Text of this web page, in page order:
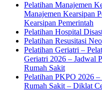
Pelatihan Manajemen
Manajemen Kearsipan
Kearsipan Pemerintah
Pelatihan Hospital
Pelatihan Resusitasi
Pelatihan Geriatri –
Geriatri 2026 – Jadwal
Rumah Sakit
Pelatihan PKPO 2026 –
Rumah Sakit – Diklat